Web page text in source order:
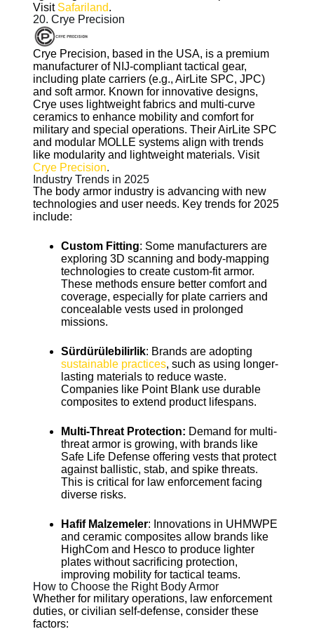
Visit Safariland.
20. Crye Precision
Crye Precision, based in the USA, is a premium
manufacturer of NIJ-compliant tactical gear,
including plate carriers (e.g., AirLite SPC, JPC)
and soft armor. Known for innovative designs,
Crye uses lightweight fabrics and multi-curve
ceramics to enhance mobility and comfort for
military and special operations. Their AirLite SPC
and modular MOLLE systems align with trends
like modularity and lightweight materials. Visit
Crye Precision.
Industry Trends in 2025
The body armor industry is advancing with new
technologies and user needs. Key trends for 2025
include:
Custom Fitting: Some manufacturers are
exploring 3D scanning and body-mapping
technologies to create custom-fit armor.
These methods ensure better comfort and
coverage, especially for plate carriers and
concealable vests used in prolonged
missions.
Sürdürülebilirlik: Brands are adopting
sustainable practices, such as using longer-
lasting materials to reduce waste.
Companies like Point Blank use durable
composites to extend product lifespans.
Multi-Threat Protection: Demand for multi-
threat armor is growing, with brands like
Safe Life Defense offering vests that protect
against ballistic, stab, and spike threats.
This is critical for law enforcement facing
diverse risks.
Hafif Malzemeler: Innovations in UHMWPE
and ceramic composites allow brands like
HighCom and Hesco to produce lighter
plates without sacrificing protection,
improving mobility for tactical teams.
How to Choose the Right Body Armor
Whether for military operations, law enforcement
duties, or civilian self-defense, consider these
factors: